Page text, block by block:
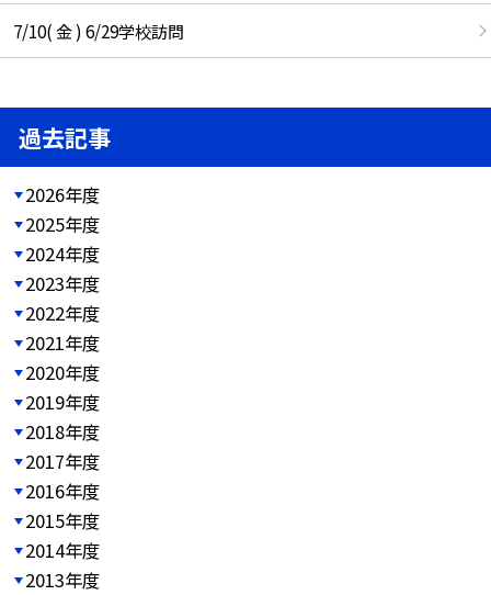
7/10( 金 ) 6/29学校訪問
過去記事
2026年度
2025年度
2024年度
2023年度
2022年度
2021年度
2020年度
2019年度
2018年度
2017年度
2016年度
2015年度
2014年度
2013年度